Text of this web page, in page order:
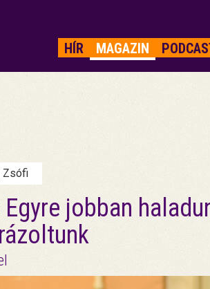
HÍR MAGAZIN
Zsófi
Egyre jobban